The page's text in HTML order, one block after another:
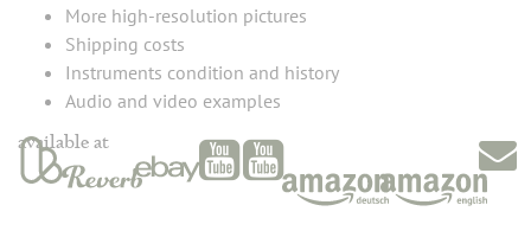
More high-resolution pictures
Shipping costs
Instruments condition and history
Audio and video examples
available at